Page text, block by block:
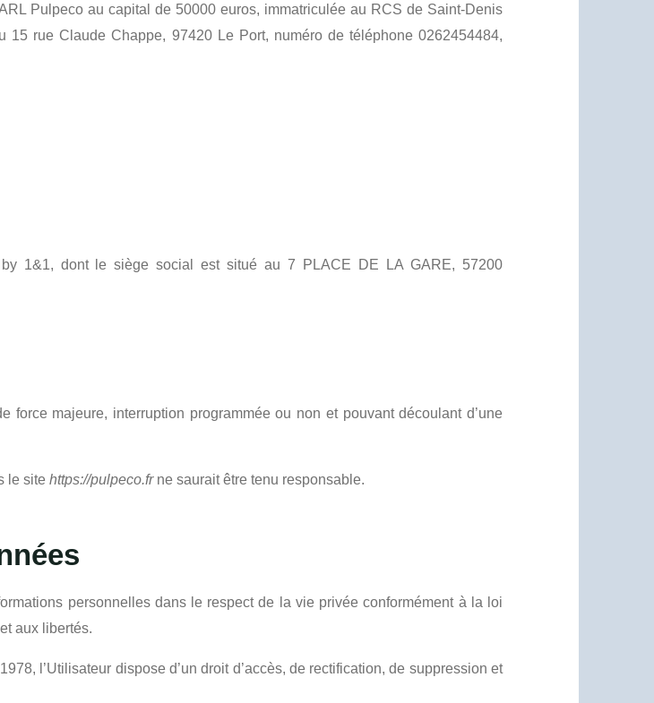
Pulpeco au capital de 50000 euros, immatriculée au RCS de Saint-Denis
rue Claude Chappe, 97420 Le Port, numéro de téléphone 0262454484,
by 1&1, dont le siège social est situé au 7 PLACE DE LA GARE, 57200
majeure, interruption programmée ou non et pouvant découlant d’une
le site https://pulpeco.fr ne saurait être tenu responsable.
personnelles dans le respect de la vie privée conformément à la loi
aux libertés.
l’Utilisateur dispose d’un droit d’accès, de rectification, de suppression et